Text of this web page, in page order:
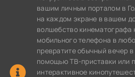
вашим личным порталом в
на каждом экране в вашем
волшебство кинематографа
мобильного телефона в
превратите обычный вечер
помощью ТВ-приставки или
интерактивное